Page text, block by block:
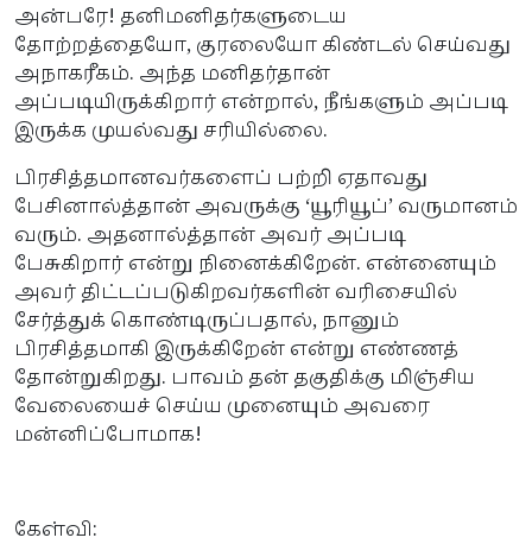
அன்பரே! தனிமனிதர்களுடைய
தோற்றத்தையோ, குரலையோ கிண்டல் செய்வது
அநாகரீகம். அந்த மனிதர்தான்
அப்படியிருக்கிறார் என்றால், நீங்களும் அப்படி
இருக்க முயல்வது சரியில்லை.
பிரசித்தமானவர்களைப் பற்றி ஏதாவது
பேசினால்த்தான் அவருக்கு ‘யூரியூப்’ வருமானம்
வரும். அதனால்த்தான் அவர் அப்படி
பேசுகிறார் என்று நினைக்கிறேன். என்னையும்
அவர் திட்டப்படுகிறவர்களின் வரிசையில்
சேர்த்துக் கொண்டிருப்பதால், நானும்
பிரசித்தமாகி இருக்கிறேன் என்று எண்ணத்
தோன்றுகிறது. பாவம் தன் தகுதிக்கு மிஞ்சிய
வேலையைச் செய்ய முனையும் அவரை
மன்னிப்போமாக!
கேள்வி: